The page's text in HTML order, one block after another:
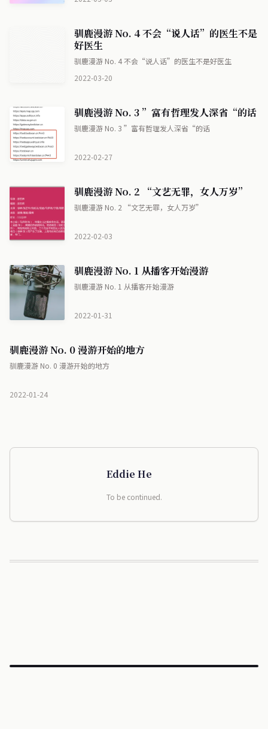
驯鹿漫游 No. 4 不会“说人话”的医生不是
好医生
驯鹿漫游 No. 4 不会“说人话”的医生不是好医生
2022-03-20
驯鹿漫游 No. 3 ”富有哲理发人深省“的话
驯鹿漫游 No. 3 ”富有哲理发人深省“的话
2022-02-27
驯鹿漫游 No. 2 “文艺无罪，女人万岁”
驯鹿漫游 No. 2 “文艺无罪，女人万岁”
2022-02-03
驯鹿漫游 No. 1 从播客开始漫游
驯鹿漫游 No. 1 从播客开始漫游
2022-01-31
驯鹿漫游 No. 0 漫游开始的地方
驯鹿漫游 No. 0 漫游开始的地方
2022-01-24
Eddie He
To be continued.